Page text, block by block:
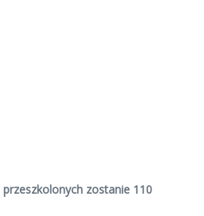
przeszkolonych zostanie 110